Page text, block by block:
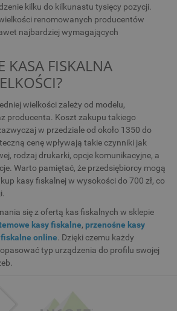
kilku do kilkunastu tysięcy pozycji.
renomowanych producentów
najbardziej wymagających
KASA FISKALNA
wielkości zależy od modelu,
producenta. Koszt zakupu takiego
w przedziale od około 1350 do
cenę wpływają takie czynniki jak
rodzaj drukarki, opcje komunikacyjne, a
Warto pamiętać, że przedsiębiorcy mogą
kasy fiskalnej w wysokości do 700 zł, co
się z ofertą kas fiskalnych w sklepie
kasy fiskalne,przenośne kasy
online. Dzięki czemu każdy
typ urządzenia do profilu swojej